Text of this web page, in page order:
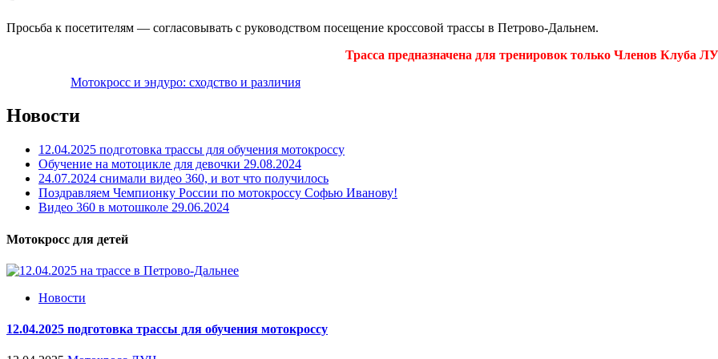
Просьба к посетителям — согласовывать с руководством посещение кроссовой трассы в Петрово-Дальнем.
Трасса предназначена для тренировок только Членов Клуба
Мотокросс и эндуро: сходство и различия
Новости
12.04.2025 подготовка трассы для обучения мотокроссу
Обучение на мотоцикле для девочки 29.08.2024
24.07.2024 снимали видео 360, и вот что получилось
Поздравляем Чемпионку России по мотокроссу Софью Иванову!
Видео 360 в мотошколе 29.06.2024
Мотокросс для детей
Новости
12.04.2025 подготовка трассы для обучения мотокроссу